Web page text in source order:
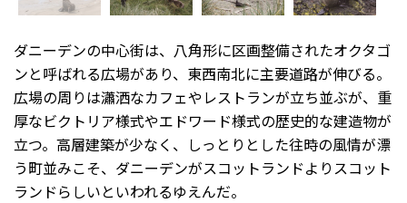
ダニーデンの中心街は、八角形に区画整備されたオクタゴ
ンと呼ばれる広場があり、東西南北に主要道路が伸びる。
広場の周りは瀟洒なカフェやレストランが立ち並ぶが、重
厚なビクトリア様式やエドワード様式の歴史的な建造物が
立つ。高層建築が少なく、しっとりとした往時の風情が漂
う町並みこそ、ダニーデンがスコットランドよりスコット
ランドらしいといわれるゆえんだ。